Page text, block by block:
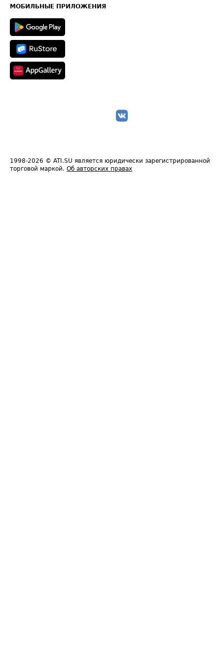
Техническая информация
МОБИЛЬНЫЕ ПРИЛОЖЕНИЯ
1998-2026 © ATI.SU является юридически зарегистрированной
торговой маркой. Об авторских правах